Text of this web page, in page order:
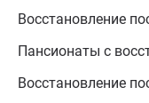
Восстановление
Пансионаты с
Восстановление